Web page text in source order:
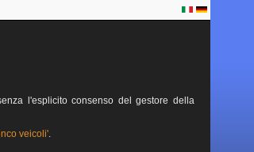
l'esplicito consenso del gestore della
veicoli'.